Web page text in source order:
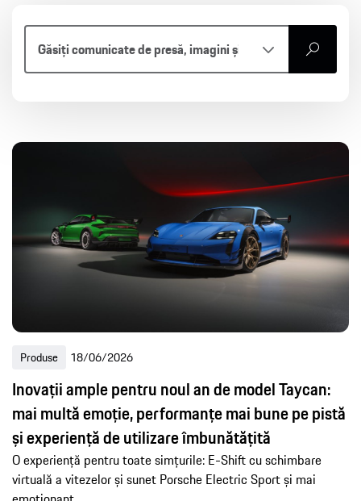
căutare
Conținut la nivel global Tehnică Istorie
Sport
Digital
Motorsport
-
Ultimele 7 zile
Ultimele 30 zile Ultimul an
Produse 18/06/2026
Inovații ample pentru noul an de model Taycan:
mai multă emoție, performanțe mai bune pe pistă
și experiență de utilizare îmbunătățită
O experiență pentru toate simțurile: E-Shift cu schimbare
virtuală a vitezelor și sunet Porsche Electric Sport și mai